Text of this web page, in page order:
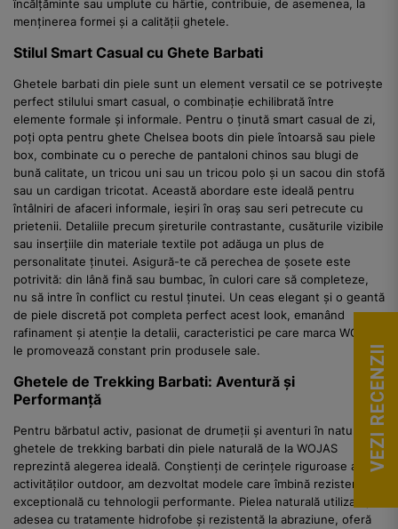
încălțăminte sau umplute cu hârtie, contribuie, de asemenea, la
menținerea formei și a calității ghetele.
Stilul Smart Casual cu Ghete Barbati
Ghetele barbati din piele sunt un element versatil ce se potrivește
perfect stilului smart casual, o combinație echilibrată între
elemente formale și informale. Pentru o ținută smart casual de zi,
poți opta pentru ghete Chelsea boots din piele întoarsă sau piele
box, combinate cu o pereche de pantaloni chinos sau blugi de
bună calitate, un tricou uni sau un tricou polo și un sacou din stofă
sau un cardigan tricotat. Această abordare este ideală pentru
întâlniri de afaceri informale, ieșiri în oraș sau seri petrecute cu
prietenii. Detaliile precum șireturile contrastante, cusăturile vizibile
sau inserțiile din materiale textile pot adăuga un plus de
personalitate ținutei. Asigură-te că perechea de șosete este
potrivită: din lână fină sau bumbac, în culori care să completeze,
nu să intre în conflict cu restul ținutei. Un ceas elegant și o geantă
de piele discretă pot completa perfect acest look, emanând
rafinament și atenție la detalii, caracteristici pe care marca WOJAS
le promovează constant prin produsele sale.
Ghetele de Trekking Barbati: Aventură și
Performanță
Pentru bărbatul activ, pasionat de drumeții și aventuri în natură,
ghetele de trekking barbati din piele naturală de la WOJAS
reprezintă alegerea ideală. Conștienți de cerințele riguroase ale
activităților outdoor, am dezvoltat modele care îmbină rezistența
exceptională cu tehnologii performante. Pielea naturală utilizată,
adesea cu tratamente hidrofobe și rezistentă la abraziune, oferă
VEZI RECENZII